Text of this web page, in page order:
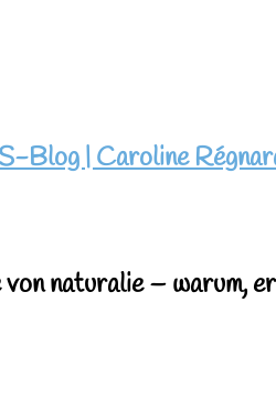
naturalie – warum,